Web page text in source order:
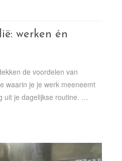
werken én
de voordelen van
waarin je je werk meeneemt
uit je dagelijkse routine. …